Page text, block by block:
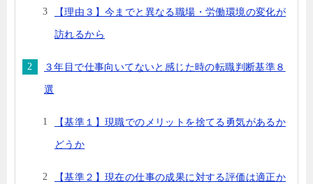
【理由３】今までと異なる職場・労働環境の変化が
訪れるから
３年目で仕事向いてないと感じた時の転職判断基準８
選
【基準１】現職でのメリットを捨てる勇気があるか
どうか
【基準２】現在の仕事の成果に対する評価は適正か